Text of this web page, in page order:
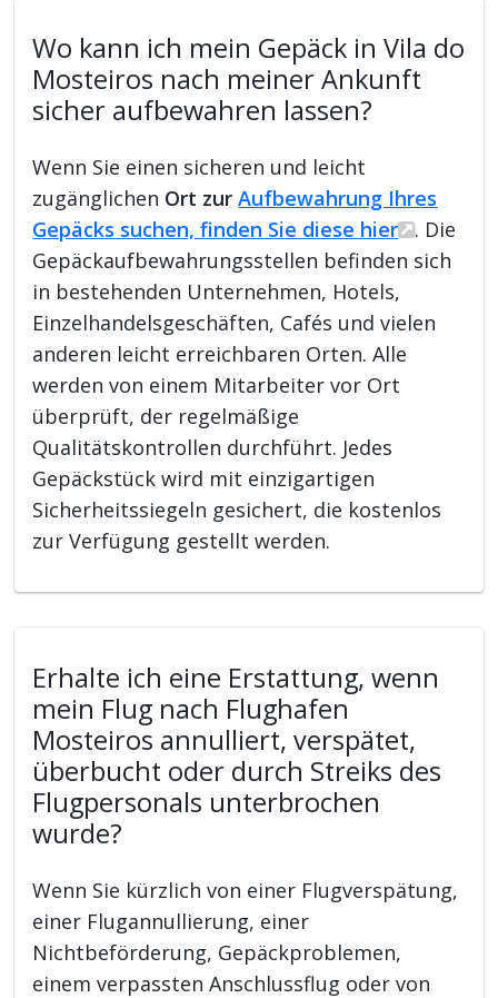
Wo kann ich mein Gepäck in Vila do
Mosteiros nach meiner Ankunft
sicher aufbewahren lassen?
Wenn Sie einen sicheren und leicht
zugänglichen Ort zurAufbewahrung Ihres
Gepäcks suchen, finden Sie diese hier
. Die
Gepäckaufbewahrungsstellen befinden sich
in bestehenden Unternehmen, Hotels,
Einzelhandelsgeschäften, Cafés und vielen
anderen leicht erreichbaren Orten. Alle
werden von einem Mitarbeiter vor Ort
überprüft, der regelmäßige
Qualitätskontrollen durchführt. Jedes
Gepäckstück wird mit einzigartigen
Sicherheitssiegeln gesichert, die kostenlos
zur Verfügung gestellt werden.
Erhalte ich eine Erstattung, wenn
mein Flug nach Flughafen
Mosteiros annulliert, verspätet,
überbucht oder durch Streiks des
Flugpersonals unterbrochen
wurde?
Wenn Sie kürzlich von einer Flugverspätung,
einer Flugannullierung, einer
Nichtbeförderung, Gepäckproblemen,
einem verpassten Anschlussflug oder von